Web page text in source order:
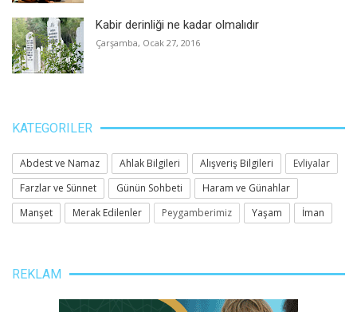
Kabir derinliği ne kadar olmalıdır
Çarşamba, Ocak 27, 2016
KATEGORILER
Abdest ve Namaz Ahlak Bilgileri Alışveriş Bilgileri
Evliyalar
Farzlar ve Sünnet
Günün Sohbeti
Haram ve Günahlar
Manşet
Merak Edilenler Peygamberimiz Yaşam İman
REKLAM